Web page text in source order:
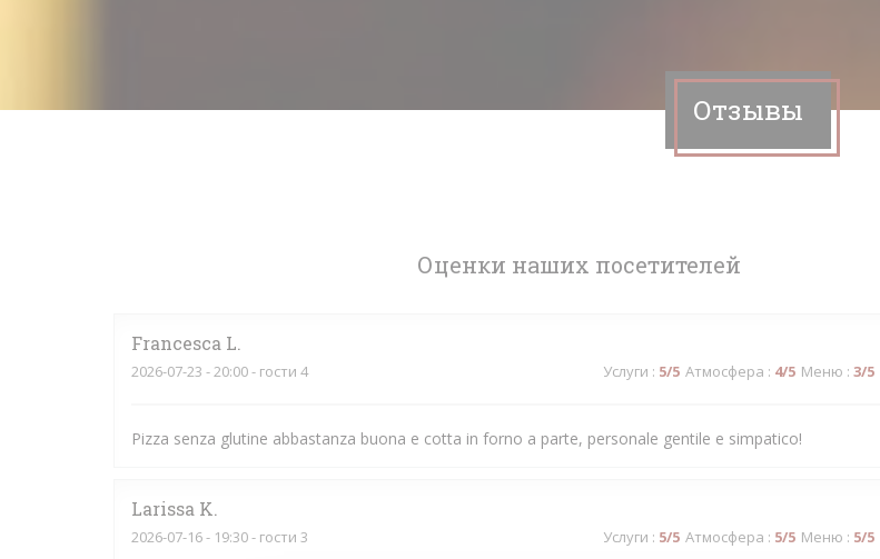
Отзывы
Оценки наших посетителей
Francesca L
2026-07-23 - 20:00 - гости 4 Услуги : 5/5 Атмосфера : 4/5 Меню : 3/5
Pizza senza glutine abbastanza buona e cotta in forno a parte, personale gentile e simpatico!
Larissa K
2026-07-16- 19:30 - гости 3 Услуги : 5/5 Атмосфера : 5/5 Меню : 5/5